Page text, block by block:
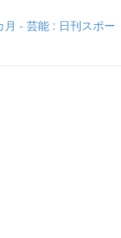
月 - 芸能 : 日刊スポー